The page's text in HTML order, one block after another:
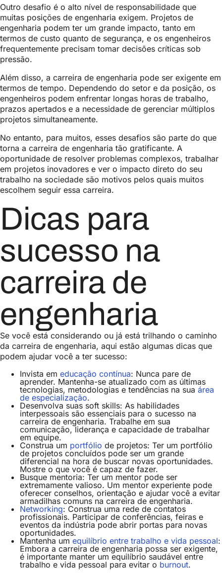
Outro desafio é o alto nível de responsabilidade que
muitas posições de engenharia exigem. Projetos de
engenharia podem ter um grande impacto, tanto em
termos de custo quanto de segurança, e os engenheiros
frequentemente precisam tomar decisões críticas sob
pressão.
Além disso, a carreira de engenharia pode ser exigente em
termos de tempo. Dependendo do setor e da posição, os
engenheiros podem enfrentar longas horas de trabalho,
prazos apertados e a necessidade de gerenciar múltiplos
projetos simultaneamente.
No entanto, para muitos, esses desafios são parte do que
torna a carreira de engenharia tão gratificante. A
oportunidade de resolver problemas complexos, trabalhar
em projetos inovadores e ver o impacto direto do seu
trabalho na sociedade são motivos pelos quais muitos
escolhem seguir essa carreira.
Dicas para
sucesso na
carreira de
engenharia
Se você está considerando ou já está trilhando o caminho
da carreira de engenharia, aqui estão algumas dicas que
podem ajudar você a ter sucesso:
Invista em educação contínua: Nunca pare de
aprender. Mantenha-se atualizado com as últimas
tecnologias, metodologias e tendências na sua área
de especialização.
Desenvolva suas soft skills: As habilidades
interpessoais são essenciais para o sucesso na
carreira de engenharia. Trabalhe em sua
comunicação, liderança e capacidade de trabalhar
em equipe.
Construa um portfólio de projetos: Ter um portfólio
de projetos concluídos pode ser um grande
diferencial na hora de buscar novas oportunidades.
Mostre o que você é capaz de fazer.
Busque mentoria: Ter um mentor pode ser
extremamente valioso. Um mentor experiente pode
oferecer conselhos, orientação e ajudar você a evitar
armadilhas comuns na carreira de engenharia.
Networking: Construa uma rede de contatos
profissionais. Participar de conferências, feiras e
eventos da indústria pode abrir portas para novas
oportunidades.
Mantenha um equilíbrio entre trabalho e vida pessoal:
Embora a carreira de engenharia possa ser exigente,
é importante manter um equilíbrio saudável entre
trabalho e vida pessoal para evitar o burnout.